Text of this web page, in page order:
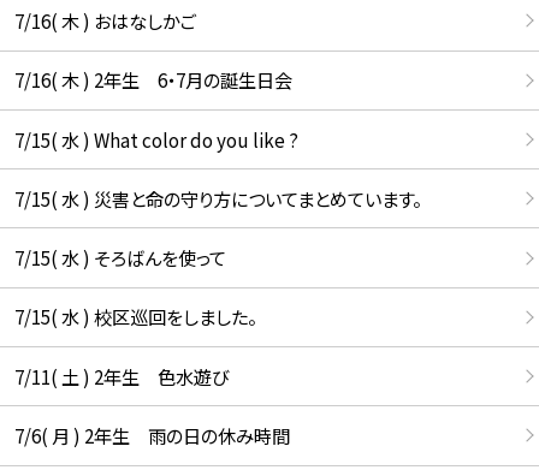
7/16( 木 ) おはなしかご
7/16( 木 ) 2年生 6・7月の誕生日会
7/15( 水 ) What color do you like ?
7/15( 水 ) 災害と命の守り方についてまとめています。
7/15( 水 ) そろばんを使って
7/15( 水 ) 校区巡回をしました。
7/11( 土 ) 2年生 色水遊び
7/6( 月 ) 2年生 雨の日の休み時間